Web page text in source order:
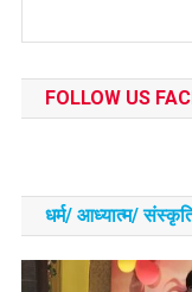
FOLLOW US
धर्म/ आध्‍यात्‍म/